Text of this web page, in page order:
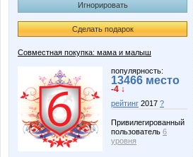
Игнорировать
Сделать подарок
Совместная покупка: мама и малыш
популярность:
13466 место
-4 ↓
рейтинг 2017 ?
Привилегированный
пользователь 6
уровня